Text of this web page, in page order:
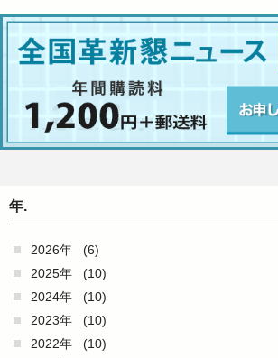
年.
2026年
(6)
2025年
(10)
2024年
(10)
2023年
(10)
2022年
(10)